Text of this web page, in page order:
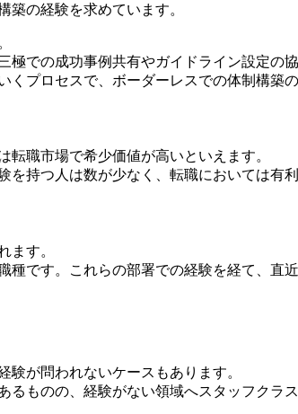
築の経験を求めています。
での成功事例共有やガイドライン設定の
プロセスで、ボーダーレスでの体制構築
職市場で希少価値が高いといえます。
持つ人は数が少なく、転職においては有利
ます。
です。これらの部署での経験を経て、
が問われないケースもあります。
ものの、経験がない領域へスタッフクラ